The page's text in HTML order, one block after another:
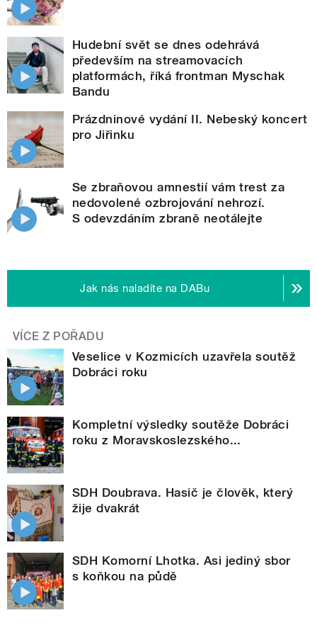
Hudební svět se dnes odehrává
především na streamovacích
platformách, říká frontman Myschak
Bandu
Prázdninové vydání II. Nebeský koncert
pro Jiřinku
Se zbraňovou amnestií vám trest za
nedovolené ozbrojování nehrozí.
S odevzdáním zbraně neotálejte
Jak nás naladíte na DABu
VÍCE Z POŘADU
Veselice v Kozmicích uzavřela soutěž
Dobráci roku
Kompletní výsledky soutěže Dobráci
roku z Moravskoslezského...
SDH Doubrava. Hasič je člověk, který
žije dvakrát
SDH Komorní Lhotka. Asi jediný sbor
s koňkou na půdě